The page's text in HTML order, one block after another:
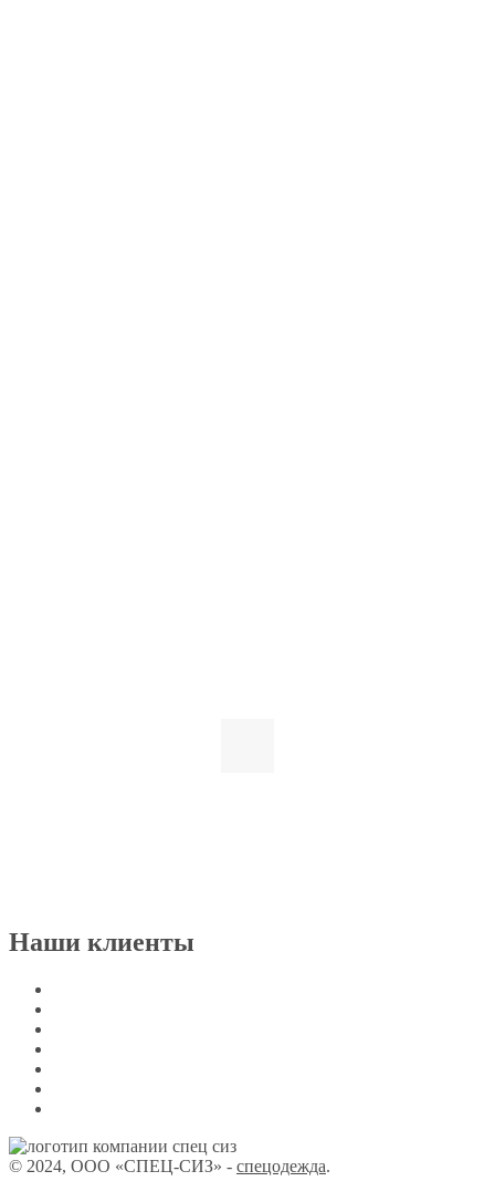
Наши клиенты
© 2024, ООО «СПЕЦ-СИЗ» - спецодежда.